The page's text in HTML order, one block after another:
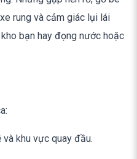
rung và cảm giác lụi lái
bạn hay đọng nước hoặc
khu vực quay đầu.